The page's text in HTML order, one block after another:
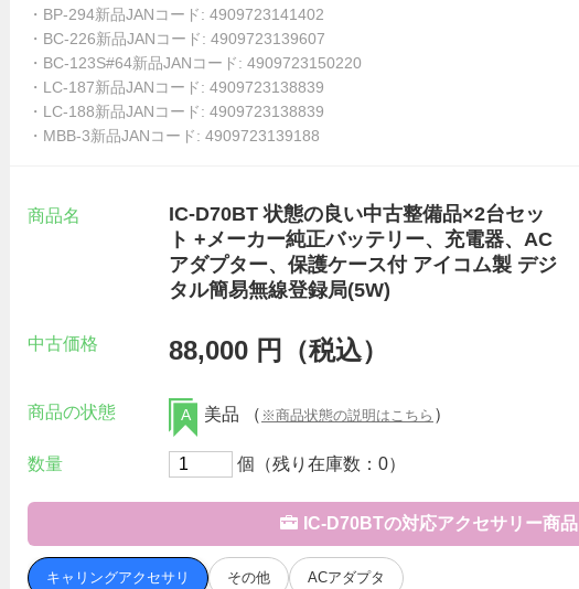
・BP-294新品JANコード: 4909723141402
・BC-226新品JANコード: 4909723139607
・BC-123S#64新品JANコード: 4909723150220
・LC-187新品JANコード: 4909723138839
・LC-188新品JANコード: 4909723138839
・MBB-3新品JANコード: 4909723139188
商品名
IC-D70BT 状態の良い中古整備品×2台セッ
ト +メーカー純正バッテリー、充電器、AC
アダプター、保護ケース付 アイコム製 デジ
タル簡易無線登録局(5W)
中古価格 88,000 円（税込）
商品の状態 A 美品 （ ※商品状態の説明はこちら ）
数量 個（残り在庫数：0）
IC-D70BTの対応アクセサリー商品
キャリングアクセサリ その他 ACアダプタ